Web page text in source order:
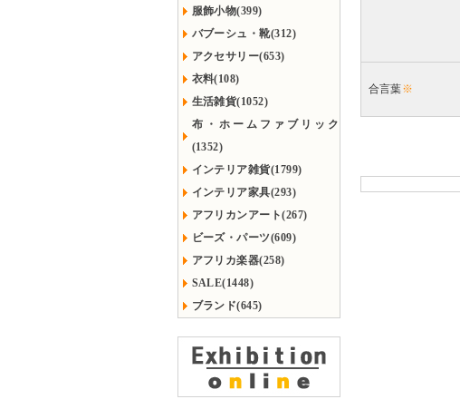
服飾小物(399)
バブーシュ・靴(312)
アクセサリー(653)
衣料(108)
生活雑貨(1052)
布・ホームファブリック
(1352)
インテリア雑貨(1799)
インテリア家具(293)
アフリカンアート(267)
ビーズ・パーツ(609)
アフリカ楽器(258)
SALE(1448)
ブランド(645)
合言葉※